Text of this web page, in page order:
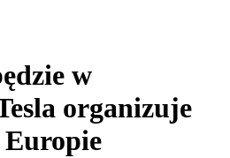
w
organizuje
Europie